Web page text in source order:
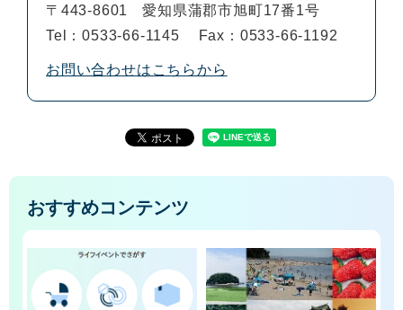
〒443-8601
愛知県蒲郡市旭町17番1号
Tel：0533-66-1145
Fax：0533-66-1192
お問い合わせはこちらから
おすすめコンテンツ